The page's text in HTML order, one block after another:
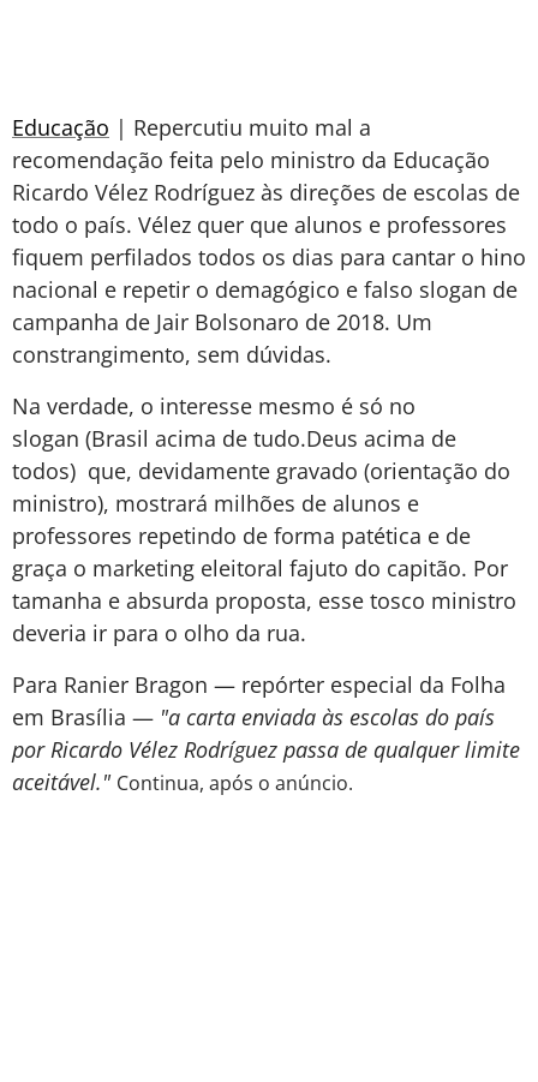
Educação | Repercutiu muito mal a
recomendação feita pelo ministro da Educação
Ricardo Vélez Rodríguez às direções de escolas de
todo o país. Vélez quer que alunos e professores
fiquem perfilados todos os dias para cantar o hino
nacional e repetir o demagógico e falso slogan de
campanha de Jair Bolsonaro de 2018. Um
constrangimento, sem dúvidas.
Na verdade, o interesse mesmo é só no
slogan (Brasil acima de tudo.Deus acima de
todos) que, devidamente gravado (orientação do
ministro), mostrará milhões de alunos e
professores repetindo de forma patética e de
graça o marketing eleitoral fajuto do capitão. Por
tamanha e absurda proposta, esse tosco ministro
deveria ir para o olho da rua.
Para Ranier Bragon — repórter especial da Folha
em Brasília — "a carta enviada às escolas do país
por Ricardo Vélez Rodríguez passa de qualquer limite
aceitável." Continua, após o anúncio.